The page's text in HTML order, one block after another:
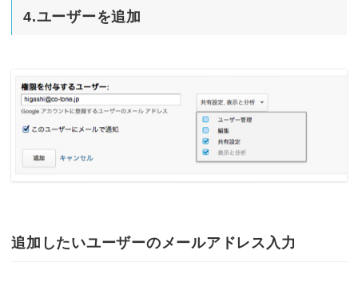
4.ユーザーを追加
追加したいユーザーのメールアドレス入力